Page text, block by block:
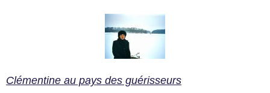
Clémentine au pays des guérisseurs